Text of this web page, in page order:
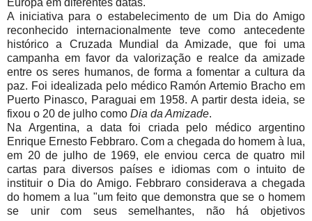
Europa em diferentes datas.
A iniciativa para o estabelecimento de um Dia do Amigo
reconhecido internacionalmente teve como antecedente
histórico a Cruzada Mundial da Amizade, que foi uma
campanha em favor da valorização e realce da amizade
entre os seres humanos, de forma a fomentar a cultura da
paz. Foi idealizada pelo médico Ramón Artemio Bracho em
Puerto Pinasco, Paraguai em 1958. A partir desta ideia, se
fixou o 20 de julho como Dia da Amizade.
Na Argentina, a data foi criada pelo médico argentino
Enrique Ernesto Febbraro. Com a chegada do homem à lua,
em 20 de julho de 1969, ele enviou cerca de quatro mil
cartas para diversos países e idiomas com o intuito de
instituir o Dia do Amigo. Febbraro considerava a chegada
do homem a lua "um feito que demonstra que se o homem
se unir com seus semelhantes, não há objetivos